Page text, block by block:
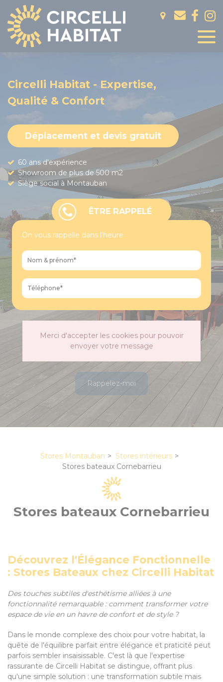
Circelli Habitat - Expertise,
Qualité & Confort
Déplacement et devis gratuit
60 ans d'expérience
Showroom de plus de 500 m2
Siège social à Montauban
ÊTRE RAPPELÉ
On vous rappelle dans l'heure
Merci d'accepter les cookies pour pouvoir
envoyer votre message
Rappelez-moi
Stores Montauban
Stores intérieurs
Stores bateaux Cornebarrieu
Stores bateaux Cornebarrieu
Découvrez l'Élégance Fonctionnelle
: Stores Bateaux chez Circelli Habitat
Des touches subtiles d'esthétisme alliées à une
fonctionnalité remarquable : comment transformer votre
espace de vie en un havre de confort et de style ?
Dans le monde complexe des choix pour votre habitat, la
quête de l'équilibre parfait entre élégance et praticité peut
parfois sembler insaisissable. C'est là que l'expertise
rassurante de Circelli Habitat se distingue, offrant plus
qu'une simple solution : une transformation subtile mais
Panneau de gestion des cookies